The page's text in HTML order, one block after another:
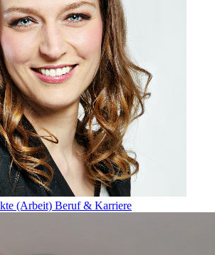
(Arbeit) Beruf & Karriere